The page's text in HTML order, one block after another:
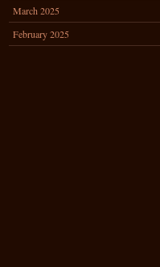
March 2025
February 2025